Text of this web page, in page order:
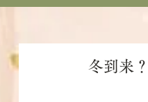
冬到来？